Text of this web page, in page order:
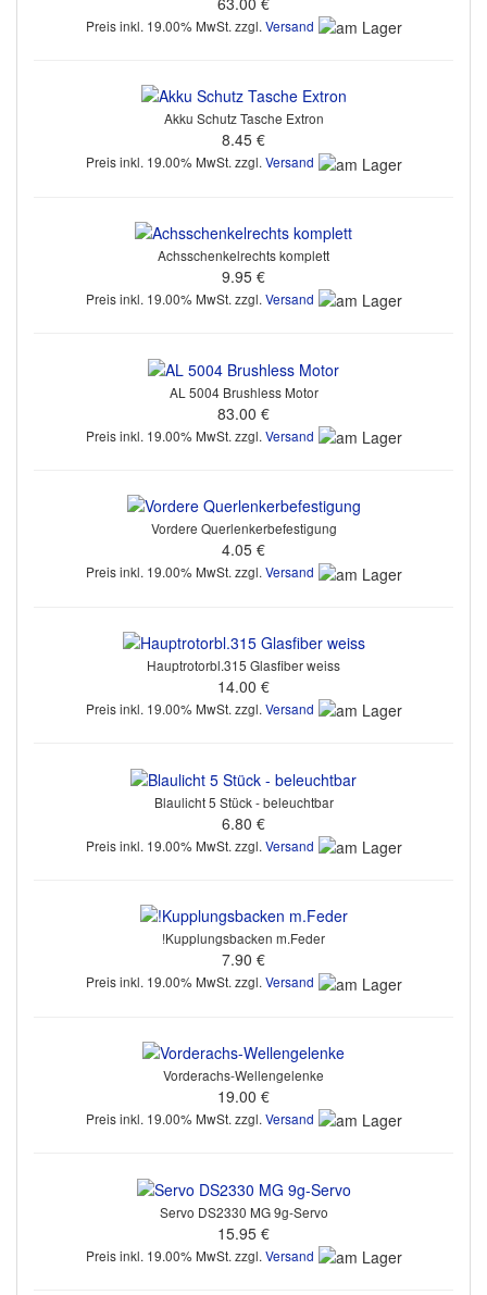
Preis inkl. 19.00% MwSt. zzgl. Versand
Akku Schutz Tasche Extron
8.45 €
Preis inkl. 19.00% MwSt. zzgl. Versand
Achsschenkelrechts komplett
9.95 €
Preis inkl. 19.00% MwSt. zzgl. Versand
AL 5004 Brushless Motor
83.00 €
Preis inkl. 19.00% MwSt. zzgl. Versand
Vordere Querlenkerbefestigung
4.05 €
Preis inkl. 19.00% MwSt. zzgl. Versand
Hauptrotorbl.315 Glasfiber weiss
14.00 €
Preis inkl. 19.00% MwSt. zzgl. Versand
Blaulicht 5 Stück - beleuchtbar
6.80 €
Preis inkl. 19.00% MwSt. zzgl. Versand
!Kupplungsbacken m.Feder
7.90 €
Preis inkl. 19.00% MwSt. zzgl. Versand
Vorderachs-Wellengelenke
19.00 €
Preis inkl. 19.00% MwSt. zzgl. Versand
Servo DS2330 MG 9g-Servo
15.95 €
Preis inkl. 19.00% MwSt. zzgl. Versand